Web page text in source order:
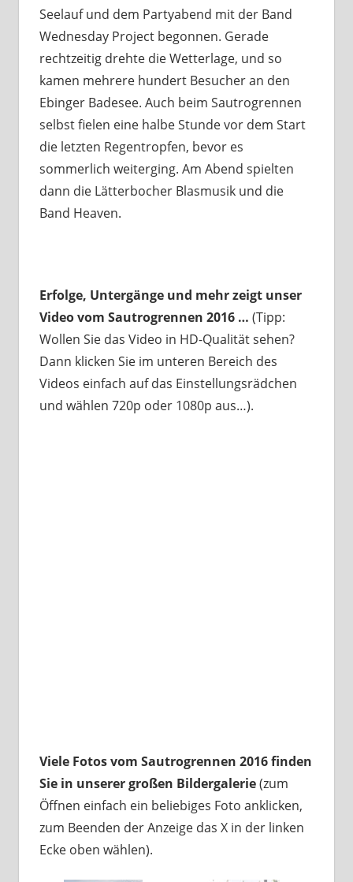
Seelauf und dem Partyabend mit der Band
Wednesday Project begonnen. Gerade
rechtzeitig drehte die Wetterlage, und so
kamen mehrere hundert Besucher an den
Ebinger Badesee. Auch beim Sautrogrennen
selbst fielen eine halbe Stunde vor dem Start
die letzten Regentropfen, bevor es
sommerlich weiterging. Am Abend spielten
dann die Lätterbocher Blasmusik und die
Band Heaven.
Erfolge, Untergänge und mehr zeigt unser
Video vom Sautrogrennen 2016 … (Tipp:
Wollen Sie das Video in HD-Qualität sehen?
Dann klicken Sie im unteren Bereich des
Videos einfach auf das Einstellungsrädchen
und wählen 720p oder 1080p aus…).
Viele Fotos vom Sautrogrennen 2016 finden
Sie in unserer großen Bildergalerie (zum
Öffnen einfach ein beliebiges Foto anklicken,
zum Beenden der Anzeige das X in der linken
Ecke oben wählen).